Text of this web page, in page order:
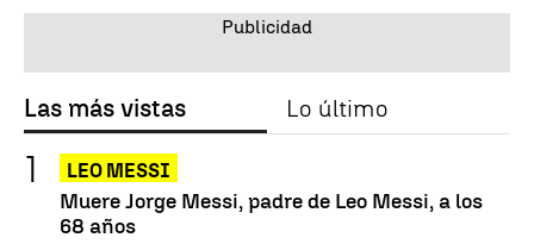
Las más vistas Lo último
LEO MESSI
Muere Jorge Messi, padre de Leo Messi, a los
68 años